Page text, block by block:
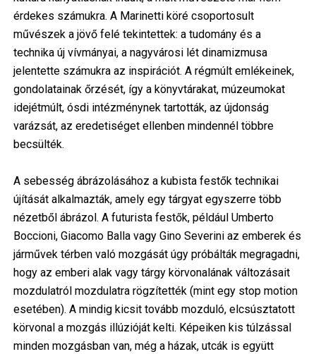
érdekes számukra. A Marinetti köré csoportosult
művészek a jövő felé tekintettek: a tudomány és a
technika új vívmányai, a nagyvárosi lét dinamizmusa
jelentette számukra az inspirációt. A régmúlt emlékeinek,
gondolatainak őrzését, így a könyvtárakat, múzeumokat
idejétmúlt, ósdi intézménynek tartották, az újdonság
varázsát, az eredetiséget ellenben mindennél többre
becsülték.
A sebesség ábrázolásához a kubista festők technikai
újítását alkalmazták, amely egy tárgyat egyszerre több
nézetből ábrázol. A futurista festők, például Umberto
Boccioni, Giacomo Balla vagy Gino Severini az emberek és
járművek térben való mozgását úgy próbálták megragadni,
hogy az emberi alak vagy tárgy körvonalának változásait
mozdulatról mozdulatra rögzítették (mint egy stop motion
esetében). A mindig kicsit tovább mozduló, elcsúsztatott
körvonal a mozgás illúzióját kelti. Képeiken kis túlzással
minden mozgásban van, még a házak, utcák is együtt